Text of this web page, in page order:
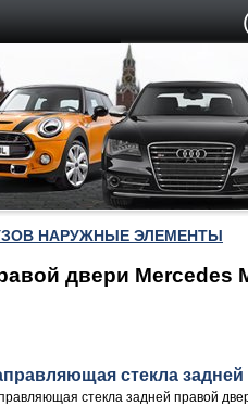
НАРУЖНЫЕ ЭЛЕМЕНТЫ
двери Mercedes
стекла
стекла задней правой